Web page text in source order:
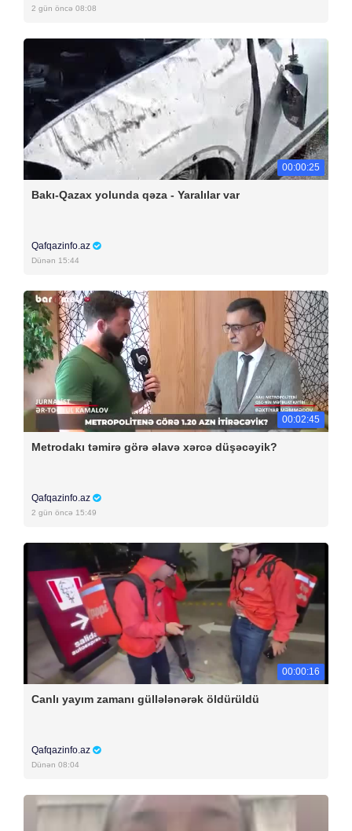
2 gün öncə 08:08
00:00:25
Bakı-Qazax yolunda qəza - Yaralılar var
Qafqazinfo.az
Dünən 15:44
00:02:45
Metrodakı təmirə görə əlavə xərcə düşəcəyik?
Qafqazinfo.az
2 gün öncə 15:49
00:00:16
Canlı yayım zamanı güllələnərək öldürüldü
Qafqazinfo.az
Dünən 08:04